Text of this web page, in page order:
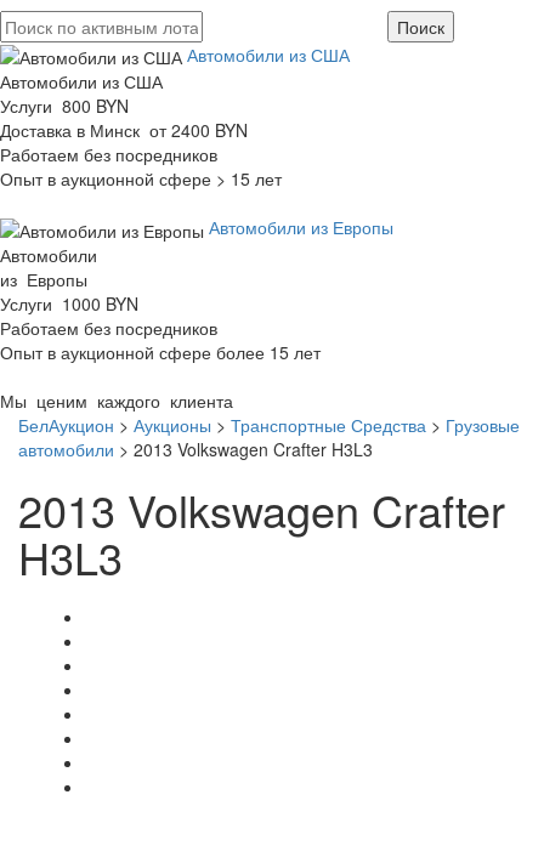
Автомобили из США
Автомобили из США
Услуги 800 BYN
Доставка в Минск от 2400 BYN
Работаем без посредников
Опыт в аукционной сфере > 15 лет
Автомобили из Европы
Автомобили
из Европы
Услуги 1000 BYN
Работаем без посредников
Опыт в аукционной сфере более 15 лет
Мы ценим каждого клиента
БелАукцион > Аукционы > Транспортные Средства > Грузовые
автомобили > 2013 Volkswagen Crafter H3L3
2013 Volkswagen Crafter
H3L3